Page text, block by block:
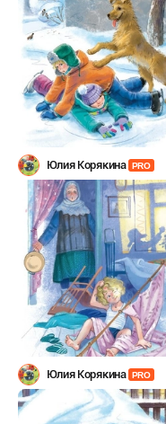
Юлия Корякина PRO
Юлия Корякина PRO